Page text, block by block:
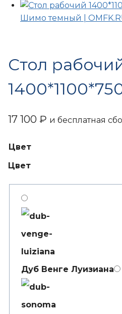
Стол
17 100 ₽ и бесплатная
Цвет
Цвет
Дуб Венге Луизиана